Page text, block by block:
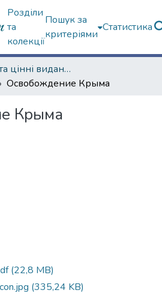
Розділи
та
колекції
Пошук за
критеріями
Статистика
9. Рідкісні та цінні видання
Освобождение Крыма
Крыма
(22,8 MB)
(335,24 KB)